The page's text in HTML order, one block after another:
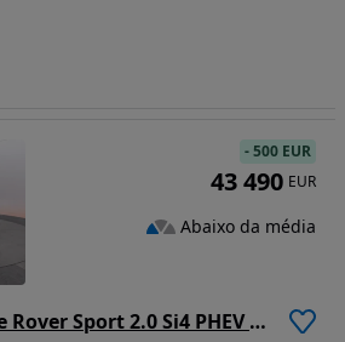
Land Rover Range Rover Sport 2.0 Si4 PHEV HSE
-500 EUR
43 490 EUR
Abaixo da média